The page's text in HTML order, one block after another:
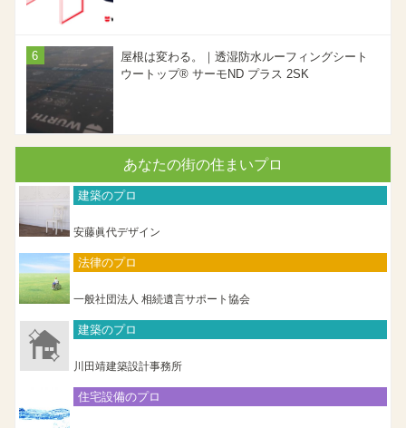
屋根は変わる。｜透湿防水ルーフィングシート
ウートップ® サーモND プラス 2SK
あなたの街の住まいプロ
建築のプロ
安藤眞代デザイン
法律のプロ
一般社団法人 相続遺言サポート協会
建築のプロ
川田靖建築設計事務所
住宅設備のプロ